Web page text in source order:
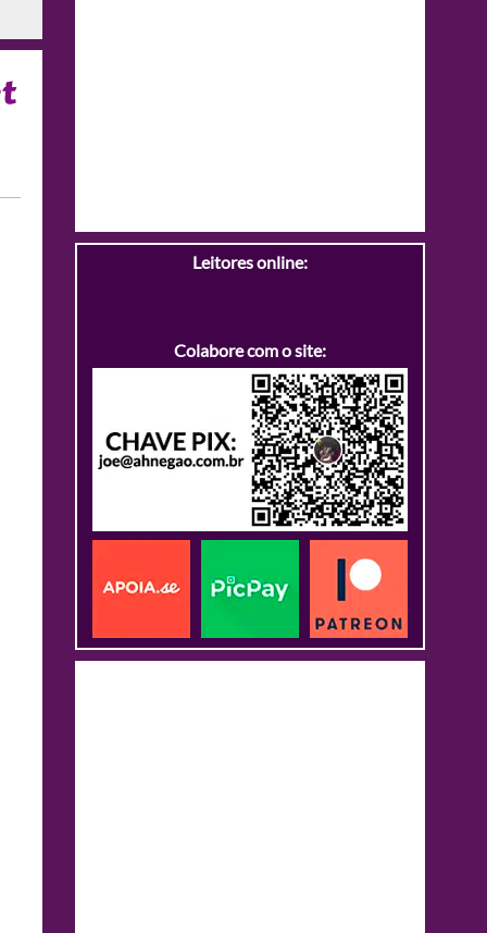
Leitores online:
Colabore com o site: